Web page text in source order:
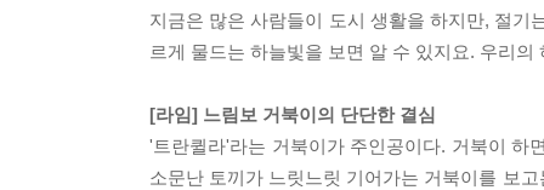
지금은 많은 사람들이 도시 생활을 하지만, 절
르게 물드는 하늘빛을 보면 알 수 있지요. 우리
[라임] 느림보 거북이의 단단한 결심
'트란퀼라'라는 거북이가 주인공이다. 거북이 하
소문난 토끼가 느릿느릿 기어가는 거북이를 보